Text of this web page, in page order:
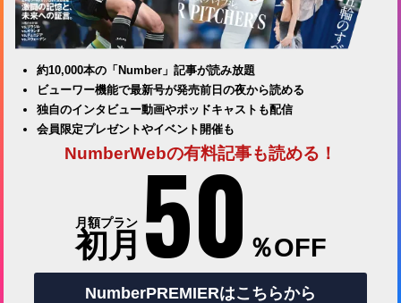
約10,000本の「Number」記事が読み放題
ビューワー機能で最新号が発売前日の夜から読める
独自のインタビュー動画やポッドキャストも配信
会員限定プレゼントやイベント開催も
NumberWebの有料記事も読める！
月額プラン
初月 50 ％OFF
NumberPREMIERはこちらから